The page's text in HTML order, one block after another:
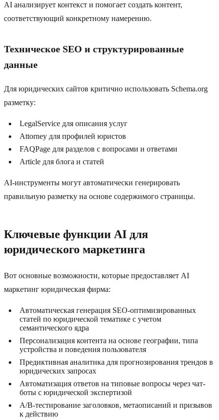
AI анализирует контекст и помогает создать контент,
соответствующий конкретному намерению.
Техническое SEO и структурированные
данные
Для юридических сайтов критично использовать Schema.org
разметку:
LegalService для описания услуг
Attorney для профилей юристов
FAQPage для разделов с вопросами и ответами
Article для блога и статей
AI-инструменты могут автоматически генерировать
правильную разметку на основе содержимого страницы.
Ключевые функции AI для
юридического маркетинга
Вот основные возможности, которые предоставляет AI
маркетинг юридическая фирма:
Автоматическая генерация SEO-оптимизированных
статей по юридической тематике с учетом
семантического ядра
Персонализация контента на основе географии, типа
устройства и поведения пользователя
Предиктивная аналитика для прогнозирования трендов в
юридических запросах
Автоматизация ответов на типовые вопросы через чат-
боты с юридической экспертизой
A/B-тестирование заголовков, метаописаний и призывов
к действию